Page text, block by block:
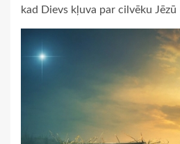
kad Dievs kļuva par cilvēku